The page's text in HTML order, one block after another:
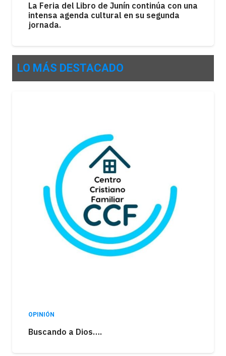
La Feria del Libro de Junín continúa con una
intensa agenda cultural en su segunda
jornada.
LO MÁS DESTACADO
Sin la reforma de la Ley de Tierras, el
Senado debatirá cambios en desalojos,
expropiaciones y manejo del fuego.